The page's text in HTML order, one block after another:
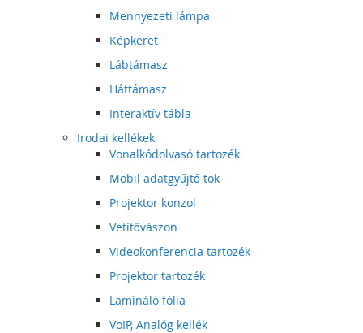
Mennyezeti lámpa
Képkeret
Lábtámasz
Háttámasz
Interaktív tábla
Irodai kellékek
Vonalkódolvasó tartozék
Mobil adatgyűjtő tok
Projektor konzol
Vetítővászon
Videokonferencia tartozék
Projektor tartozék
Lamináló fólia
VoIP, Analóg kellék